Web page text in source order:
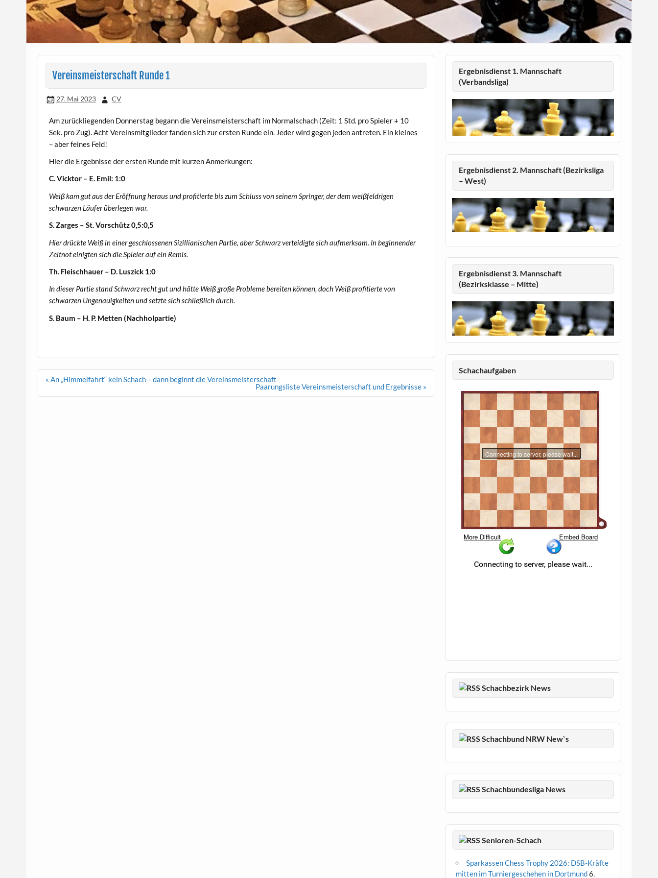
Vereinsmeisterschaft Runde 1
27. Mai 2023 CV
Am zurückliegenden Donnerstag begann die Vereinsmeisterschaft im Normalschach (Zeit: 1 Std. pro Spieler + 10
Sek. pro Zug). Acht Vereinsmitglieder fanden sich zur ersten Runde ein. Jeder wird gegen jeden antreten. Ein kleines
– aber feines Feld!
Hier die Ergebnisse der ersten Runde mit kurzen Anmerkungen:
C. Vicktor – E. Emil: 1:0
Weiß kam gut aus der Eröffnung heraus und profitierte bis zum Schluss von seinem Springer,der dem weißfeldrigen
schwarzen Läufer überlegen war.
S. Zarges – St. Vorschütz 0,5:0,5
Hier drückte Weiß in einer geschlossenen Sizillianischen Partie, aber Schwarz verteidigte sich aufmerksam. In beginnender
Zeitnot einigten sich die Spieler auf ein Remis.
Th. Fleischhauer – D. Luszick 1:0
In dieser Partie stand Schwarz recht gut und hätte Weiß große Probleme bereiten können, doch Weiß profitierte von
schwarzen Ungenauigkeiten und setzte sich schließlichdurch.
S. Baum – H. P. Metten (Nachholpartie)
Beitragsnavigation
« An „Himmelfahrt“ kein Schach – dann beginnt die Vereinsmeisterschaft
Paarungsliste Vereinsmeisterschaft und Ergebnisse »
Ergebnisdienst 1. Mannschaft
(Verbandsliga)
Ergebnisdienst 2. Mannschaft (Bezirksliga
– West)
Ergebnisdienst 3. Mannschaft
(Bezirksklasse – Mitte)
Schachaufgaben
Schachbezirk News
Schachbund NRW New`s
Schachbundesliga News
Senioren-Schach
Sparkassen Chess Trophy 2026: DSB-Kräfte
mitten im Turniergeschehen in Dortmund6.